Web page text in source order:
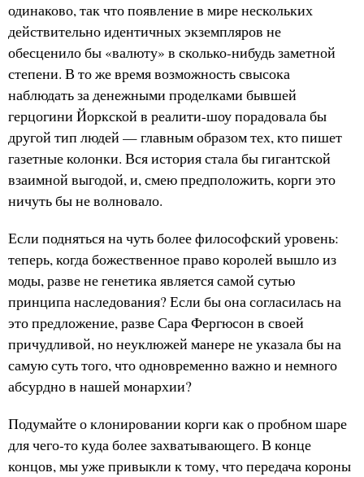
одинаково, так что появление в мире нескольких
действительно идентичных экземпляров не
обесценило бы «валюту» в сколько-нибудь заметной
степени. В то же время возможность свысока
наблюдать за денежными проделками бывшей
герцогини Йоркской в реалити-шоу порадовала бы
другой тип людей — главным образом тех, кто пишет
газетные колонки. Вся история стала бы гигантской
взаимной выгодой, и, смею предположить, корги это
ничуть бы не волновало.
Если подняться на чуть более философский уровень:
теперь, когда божественное право королей вышло из
моды, разве не генетика является самой сутью
принципа наследования? Если бы она согласилась на
это предложение, разве Сара Фергюсон в своей
причудливой, но неуклюжей манере не указала бы на
самую суть того, что одновременно важно и немного
абсурдно в нашей монархии?
Подумайте о клонировании корги как о пробном шаре
для чего-то куда более захватывающего. В конце
концов, мы уже привыкли к тому, что передача короны